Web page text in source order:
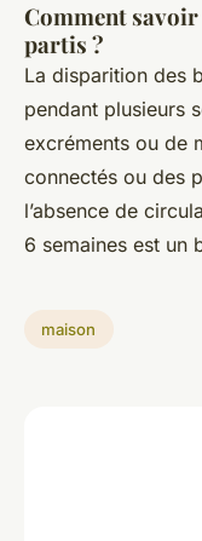
Comment
partis ?
La disparition des
pendant plusieurs
excréments ou de
connectés ou des
l’absence de
6 semaines est un
maison